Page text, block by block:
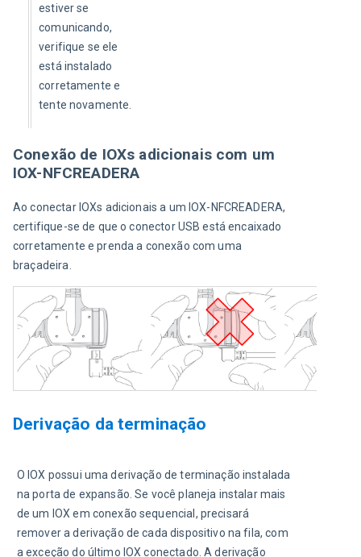
estiver se
comunicando,
verifique se ele
está instalado
corretamente e
tente novamente.
Conexão de IOXs adicionais com um
IOX-NFCREADERA
Ao conectar IOXs adicionais a um IOX-NFCREADERA,
certifique-se de que o conector USB está encaixado
corretamente e prenda a conexão com uma
braçadeira.
Derivação da terminação
O IOX possui uma derivação de terminação instalada
na porta de expansão. Se você planeja instalar mais
de um IOX em conexão sequencial, precisará
remover a derivação de cada dispositivo na fila, com
a exceção do último IOX conectado. A derivação